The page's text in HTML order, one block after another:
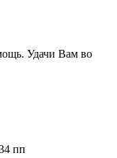
Удачи Вам во
пп